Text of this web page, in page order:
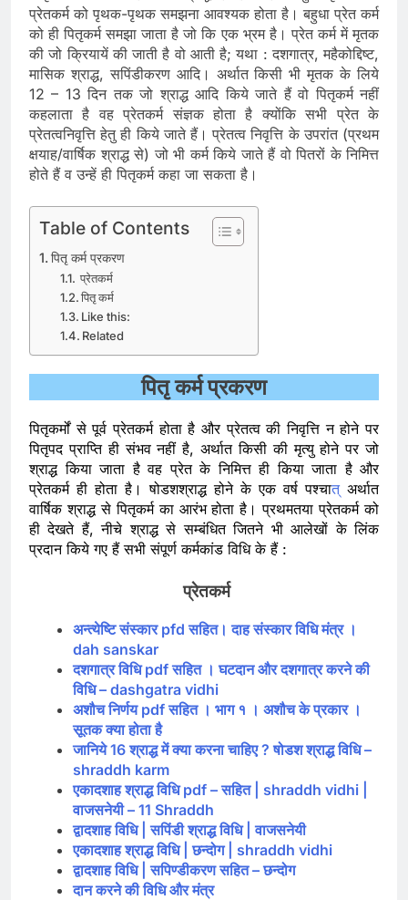
प्रेतकर्म को पृथक-पृथक समझना आवश्यक होता है। बहुधा प्रेत कर्म
को ही पितृकर्म समझा जाता है जो कि एक भ्रम है। प्रेत कर्म में मृतक
की जो क्रियायें की जाती है वो आती है; यथा : दशगात्र, महैकोद्दिष्ट,
मासिक श्राद्ध, सपिंडीकरण आदि। अर्थात किसी भी मृतक के लिये
12 – 13 दिन तक जो श्राद्ध आदि किये जाते हैं वो पितृकर्म नहीं
कहलाता है वह प्रेतकर्म संज्ञक होता है क्योंकि सभी प्रेत के
प्रेतत्वनिवृत्ति हेतु ही किये जाते हैं। प्रेतत्व निवृत्ति के उपरांत (प्रथम
क्षयाह/वार्षिक श्राद्ध से) जो भी कर्म किये जाते हैं वो पितरों के निमित्त
होते हैं व उन्हें ही पितृकर्म कहा जा सकता है।
Table of Contents
पितृ कर्म प्रकरण
प्रेतकर्म
पितृ कर्म
Like this:
Related
पितृ कर्म प्रकरण
पितृकर्मों से पूर्व प्रेतकर्म होता है और प्रेतत्व की निवृत्ति न होने पर
पितृपद प्राप्ति ही संभव नहीं है, अर्थात किसी की मृत्यु होने पर जो
श्राद्ध किया जाता है वह प्रेत के निमित्त ही किया जाता है और
प्रेतकर्म ही होता है। षोडशश्राद्ध होने के एक वर्ष पश्चात्अर्थात
वार्षिक श्राद्ध से पितृकर्म का आरंभ होता है। प्रथमतया प्रेतकर्म को
ही देखते हैं, नीचे श्राद्ध से सम्बंधित जितने भी आलेखों के लिंक
प्रदान किये गए हैं सभी संपूर्ण कर्मकांड विधि के हैं :
प्रेतकर्म
अन्त्येष्टि संस्कार pfd सहित। दाह संस्कार विधि मंत्र ।
dah sanskar
दशगात्र विधि pdf सहित । घटदान और दशगात्र करने की
विधि – dashgatra vidhi
अशौच निर्णय pdf सहित । भाग १ । अशौच के प्रकार ।
सूतक क्या होता है
जानिये 16 श्राद्ध में क्या करना चाहिए ? षोडश श्राद्ध विधि –
shraddh karm
एकादशाह श्राद्ध विधि pdf – सहित | shraddh vidhi |
वाजसनेयी – 11 Shraddh
द्वादशाह विधि | सपिंडी श्राद्ध विधि | वाजसनेयी
एकादशाह श्राद्ध विधि | छन्दोग | shraddh vidhi
द्वादशाह विधि | सपिण्डीकरण सहित – छन्दोग
दान करने की विधि और मंत्र